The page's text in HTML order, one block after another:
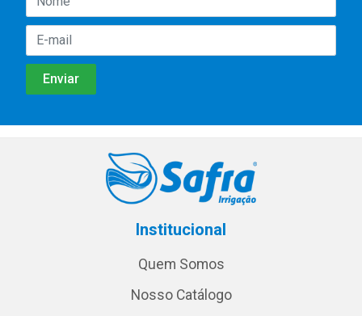
Institucional
Quem Somos
Nosso Catálogo